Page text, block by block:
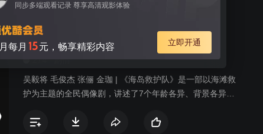
同步多端观看记录 尊享高清观影体验
月每月 15元，畅享精彩内容 立即开通
海岛救护队
吴毅将 毛俊杰 张俪 金珈 | 《海岛救护队》是一部以海滩救
护为主题的全民偶像剧，讲述了7个年龄各异、背景各异、
情、友情的有趣故事。前国家帆船队队员万夏和户外旅行